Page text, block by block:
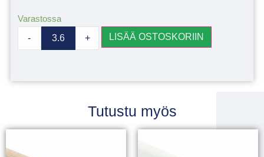
Varastossa
- + LISÄÄ OSTOSKORIIN
Tutustu myös